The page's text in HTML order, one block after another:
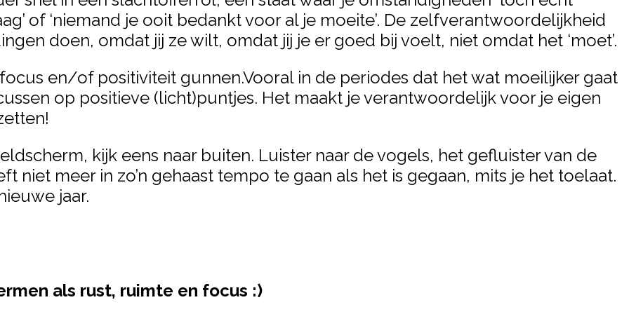
of ‘niemand je ooit bedankt voor al je moeite’. De zelfverantwoordelijkheid
doen, omdat jij ze wilt, omdat jij je er goed bij voelt, niet omdat het ‘moet’.
en/of positiviteit gunnen.Vooral in de periodes dat het wat moeilijker gaat
op positieve (licht)puntjes. Het maakt je verantwoordelijk voor je eigen
kijk eens naar buiten. Luister naar de vogels, het gefluister van de
niet meer in zo’n gehaast tempo te gaan als het is gegaan, mits je het toelaat.
jaar.
als rust, ruimte en focus :)